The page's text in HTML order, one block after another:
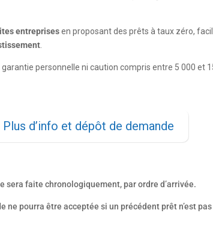
entreprisesen proposant des prêts à taux zéro,
garantie personnelle ni caution compris entre 5 000 et
Plus d’info et dépôt de demande
sera faite chronologiquement, par ordre d’arrivée.
pourra être acceptée si un précédent prêt n’est